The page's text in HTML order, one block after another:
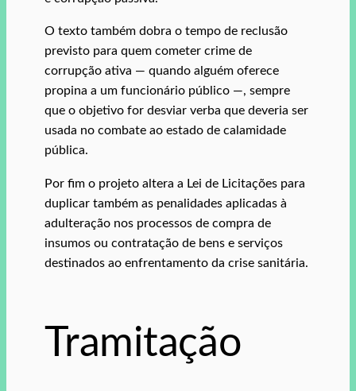
O texto também dobra o tempo de reclusão
previsto para quem cometer crime de
corrupção ativa — quando alguém oferece
propina a um funcionário público —, sempre
que o objetivo for desviar verba que deveria ser
usada no combate ao estado de calamidade
pública.
Por fim o projeto altera a Lei de Licitações para
duplicar também as penalidades aplicadas à
adulteração nos processos de compra de
insumos ou contratação de bens e serviços
destinados ao enfrentamento da crise sanitária.
Tramitação